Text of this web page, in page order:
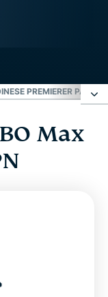
SE PREMIERER PÅ TV-
:
Max